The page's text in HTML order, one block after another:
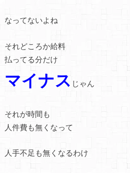
なってないよね
それどころか給料
払ってる分だけ
マイナス じゃん
それが時間も
人件費も無くなって
人手不足も無くなるわけ